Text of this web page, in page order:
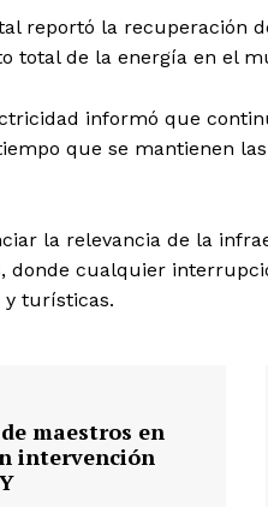
reportó la recuperación
total de la energía en el
informó que
que se mantienen
la relevancia de la
donde cualquier
y turísticas.
maestros en
intervención